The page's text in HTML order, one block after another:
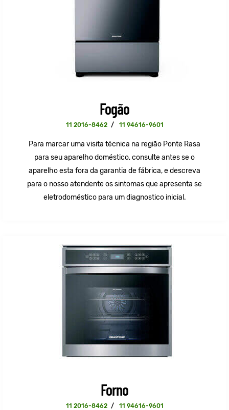
Fogão
11 2016-8462 / 11 94616-9601
Para marcar uma visita técnica na região Ponte Rasa
para seu aparelho doméstico, consulte antes se o
aparelho esta fora da garantia de fábrica, e descreva
para o nosso atendente os sintomas que apresenta se
eletrodoméstico para um diagnostico inicial.
Forno
11 2016-8462 / 11 94616-9601